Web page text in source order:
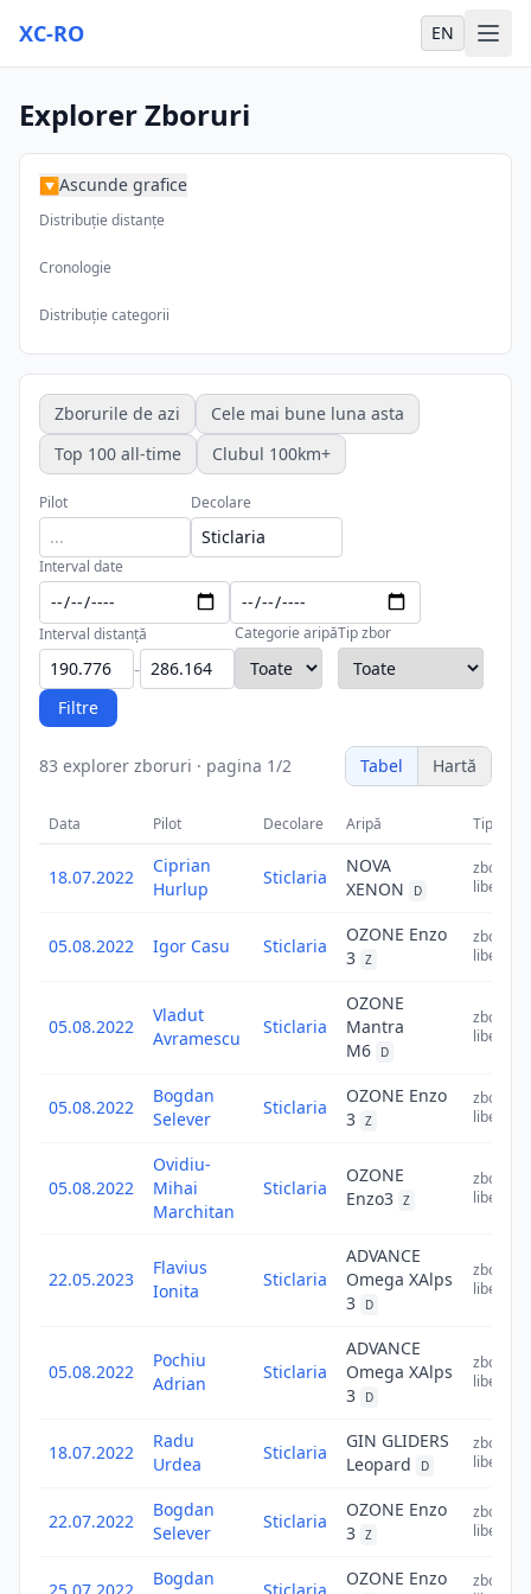
XC-RO EN
Explorer Zboruri
▶Ascunde grafice
Distribuție distanțe
Cronologie
Distribuție categorii
Zborurile de azi
Cele mai bune luna asta
Top 100 all-time
Clubul 100km+
Pilot Decolare
Interval date
Interval distanță
-
Categorie aripăTip zbor
Filtre
83 explorer zboruri · pagina 1/2 Tabel Hartă
Data Pilot Decolare Aripă Tip
18.07.2022
Ciprian
Hurlup
Sticlaria
NOVA
XENON
D
zbor
liber
05.08.2022 Igor Casu Sticlaria
OZONE Enzo
3 Z
zbor
liber
05.08.2022
Vladut
Avramescu
Sticlaria
OZONE
Mantra
M6
D
zbor
liber
05.08.2022
Bogdan
Selever
Sticlaria
OZONE Enzo
3 Z
zbor
liber
05.08.2022
Ovidiu-
Mihai
Marchitan
Sticlaria
OZONE
Enzo3 Z
zbor
liber
22.05.2023
Flavius
Ionita
Sticlaria
ADVANCE
Omega XAlps
3
D
zbor
liber
05.08.2022
Pochiu
Adrian
Sticlaria
ADVANCE
Omega XAlps
3
D
zbor
liber
18.07.2022
Radu
Urdea
Sticlaria
GIN GLIDERS
Leopard
D
zbor
liber
22.07.2022
Bogdan
Selever
Sticlaria
OZONE Enzo
3 Z
zbor
liber
Bogdan
OZONE Enzo
zbor